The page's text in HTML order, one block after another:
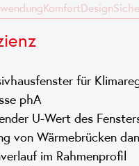
KomfortDesign
für
phA
U-Wert des
von Wärmebrücken
im Rahmenprofil